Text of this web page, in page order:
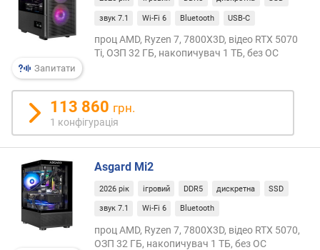
PCIe
із
230
х
з
в
і
г
а
м
и
з
а
Запитати
звук 7.1 Wi-Fi 6 Bluetooth USB-C
проц AMD, Ryzen 7, 7800X3D, відео RTX 5070
Ti, ОЗП 32 ГБ, накопичувач 1 ТБ, без ОС
113 860 грн.
1 конфігурація
Asgard Mi2
2026 рік ігровий DDR5 дискретна SSD
звук 7.1 Wi-Fi 6 Bluetooth
проц AMD, Ryzen 7, 7800X3D, відео RTX 5070,
ОЗП 32 ГБ, накопичувач 1 ТБ, без ОС